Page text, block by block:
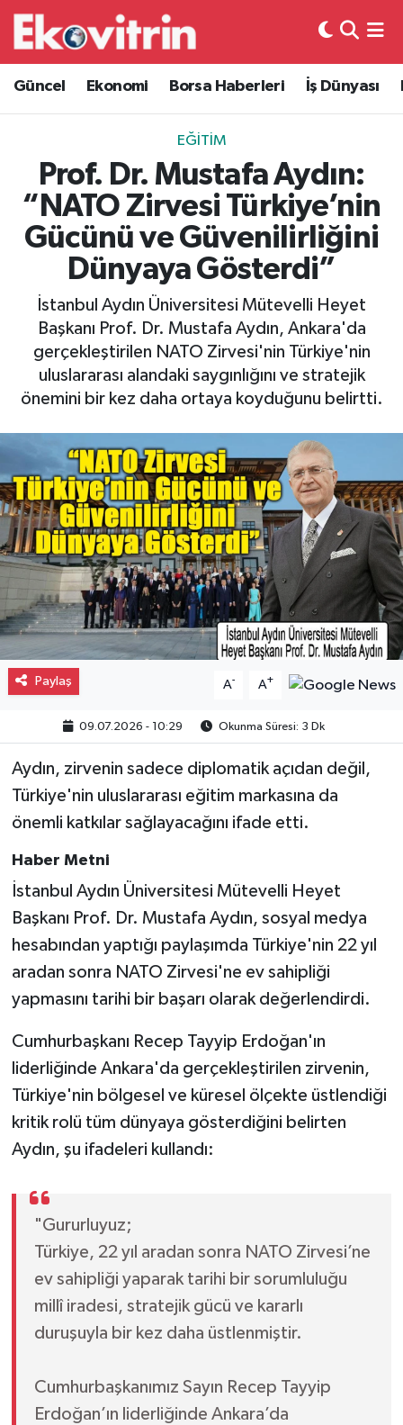
Güncel Ekonomi Borsa Haberleri İş Dünyası
EĞITIM
Prof. Dr. Mustafa Aydın:
“NATO Zirvesi Türkiye’nin
Gücünü ve Güvenilirliğini
Dünyaya Gösterdi”
İstanbul Aydın Üniversitesi Mütevelli Heyet
Başkanı Prof. Dr. Mustafa Aydın, Ankara'da
gerçekleştirilen NATO Zirvesi'nin Türkiye'nin
uluslararası alandaki saygınlığını ve stratejik
önemini bir kez daha ortaya koyduğunu belirtti.
Paylaş A- A+
09.07.2026 - 10:29 Okunma Süresi: 3 Dk
Aydın, zirvenin sadece diplomatik açıdan değil,
Türkiye'nin uluslararası eğitim markasına da
önemli katkılar sağlayacağını ifade etti.
Haber Metni
İstanbul Aydın Üniversitesi Mütevelli Heyet
Başkanı Prof. Dr. Mustafa Aydın, sosyal medya
hesabından yaptığı paylaşımda Türkiye'nin 22 yıl
aradan sonra NATO Zirvesi'ne ev sahipliği
yapmasını tarihi bir başarı olarak değerlendirdi.
Cumhurbaşkanı Recep Tayyip Erdoğan'ın
liderliğinde Ankara'da gerçekleştirilen zirvenin,
Türkiye'nin bölgesel ve küresel ölçekte üstlendiği
kritik rolü tüm dünyaya gösterdiğini belirten
Aydın, şu ifadeleri kullandı:
"Gururluyuz;
Türkiye, 22 yıl aradan sonra NATO Zirvesi’ne
ev sahipliği yaparak tarihi bir sorumluluğu
millî iradesi, stratejik gücü ve kararlı
duruşuyla bir kez daha üstlenmiştir.
Cumhurbaşkanımız Sayın Recep Tayyip
Erdoğan’ın liderliğinde Ankara’da
Güncel
Ekonomi
Borsa Haberleri
İş Dünyası
Lojistik
Otovitrin
Asayiş
Magazin
Gayrimenkul
Spor
Eğitim
Hava Durumu
Trafik Durumu
Süper Lig Puan Durumu ve Fikstür
Tüm Manşetler
Son Dakika Haberleri
Haber Arşivi